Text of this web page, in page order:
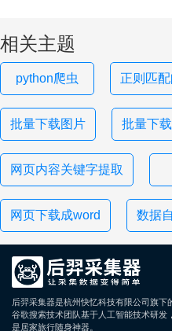
相关主题
python爬虫 正则匹
批量下载图片 批量下
网页内容关键字提取
网页下载成word 数据
后羿采集器是杭州快忆科技有限公司旗
谷歌搜索技术团队基于人工智能技术研发
是居家旅行随身神器。